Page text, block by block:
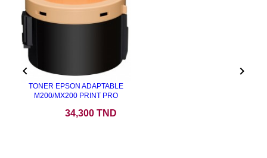
TONER EPSON ADAPTABLE
M200/MX200 PRINT PRO
34,300 TND
 